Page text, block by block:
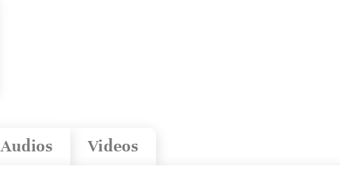
Videos
Audios